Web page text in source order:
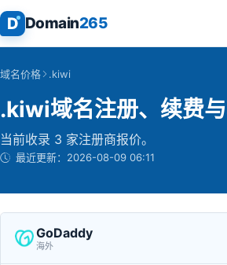
D Domain265
域名价格 .kiwi
.kiwi域名注册、续费
当前收录 3 家注册商报价。
最近更新： 2026-08-09 06:11
GoDaddy
海外